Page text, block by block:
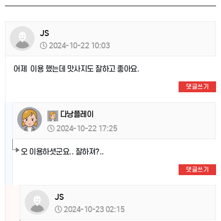
JS
2024-10-22 10:03
어제 이용 했는데 맛사지도 잘하고 좋아요.
댓글쓰기
다낭플레이
2024-10-22 17:25
오 이용하셧군요.. 잘하져?..
댓글쓰기
JS
2024-10-23 02:15